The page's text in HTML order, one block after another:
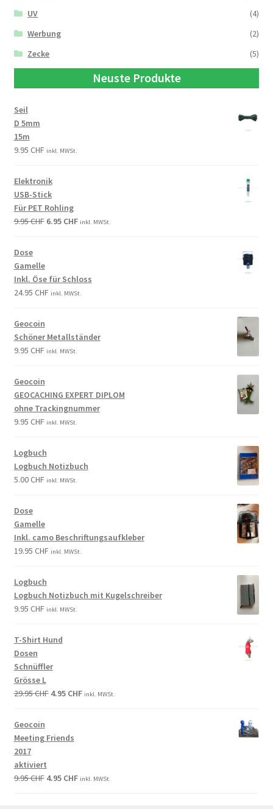
UV
(4)
Werbung
(2)
Zecke
(5)
Neuste Produkte
Seil
D 5mm
15m
9.95 CHF inkl. MWSt.
Elektronik
USB-Stick
Für PET Rohling
9.95CHF 6.95 CHF inkl. MWSt.
Dose
Gamelle
Inkl. Öse für Schloss
24.95 CHF inkl. MWSt.
Geocoin
Schöner Metallständer
9.95 CHF inkl. MWSt.
Geocoin
GEOCACHING EXPERT DIPLOM
ohne Trackingnummer
9.95 CHF inkl. MWSt.
Logbuch
Logbuch Notizbuch
5.00CHF inkl. MWSt.
Dose
Gamelle
Inkl. camo Beschriftungsaufkleber
19.95 CHF inkl. MWSt.
Logbuch
Logbuch Notizbuch mit Kugelschreiber
9.95 CHF inkl. MWSt.
T-Shirt Hund
Dosen
Schnüffler
Grösse L
29.95CHF 4.95 CHF inkl. MWSt.
Geocoin
Meeting Friends
2017
aktiviert
9.95CHF 4.95 CHF inkl. MWSt.